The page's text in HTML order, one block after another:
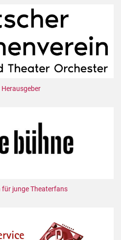
Herausgeber
für junge Theaterfans